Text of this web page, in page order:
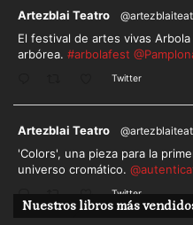
Artezblai Teatro
El festival de artes vivas
arbórea. #arbolafest
Twitter
Artezblai Teatro
'Colors', una pieza para la
universo cromático.
Twitter
Nuestros libros más